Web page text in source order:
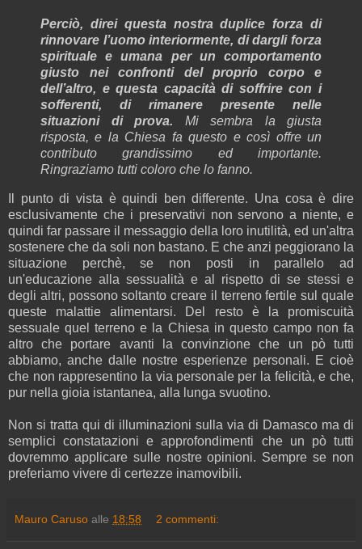
Perciò, direi questa nostra duplice forza di
rinnovare l’uomo interiormente, di dargli forza
spirituale e umana per un comportamento
giusto nei confronti del proprio corpo e
dell’altro, e questa capacità di soffrire con i
sofferenti, di rimanere presente nelle
situazioni di prova. Mi sembra la giusta
risposta, e la Chiesa fa questo e così offre un
contributo grandissimo ed importante.
Ringraziamo tutti coloro che lo fanno.
Il punto di vista è quindi ben differente. Una cosa è dire
esclusivamente che i preservativi non servono a niente, e
quindi far passare il messaggio della loro inutilità, ed un'altra
sostenere che da soli non bastano. E che anzi peggiorano la
situazione perchè, se non posti in parallelo ad
un'educazione alla sessualità e al rispetto di se stessi e
degli altri, possono soltanto creare il terreno fertile sul quale
queste malattie alimentarsi. Del resto è la promiscuità
sessuale quel terreno e la Chiesa in questo campo non fa
altro che portare avanti la convinzione che un pò tutti
abbiamo, anche dalle nostre esperienze personali. E cioè
che non rappresentino la via personale per la felicità, e che,
pur nella gioia istantanea, alla lunga svuotino.
Non si tratta qui di illuminazioni sulla via di Damasco ma di
semplici constatazioni e approfondimenti che un pò tutti
dovremmo applicare sulle nostre opinioni. Sempre se non
preferiamo vivere di certezze inamovibili.
Mauro Caruso alle 18:58 2 commenti: